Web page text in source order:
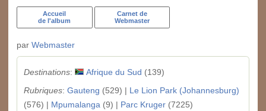
Accueil
de l'album
Carnet de
Webmaster
par Webmaster
Destinations: Afrique du Sud (139)
Rubriques: Gauteng (529) | Le Lion Park (Johannesburg)
(576) | Mpumalanga (9) | Parc Kruger(7225)